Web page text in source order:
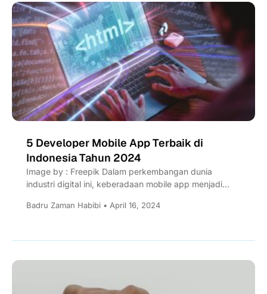
5 Developer Mobile App Terbaik di
Indonesia Tahun 2024
Image by : Freepik Dalam perkembangan dunia
industri digital ini, keberadaan mobile app menjadi
Badru Zaman Habibi • April 16, 2024